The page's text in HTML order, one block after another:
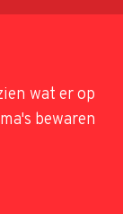
wat er op
bewaren